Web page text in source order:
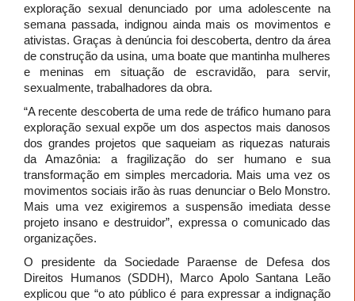
exploração sexual denunciado por uma adolescente na
semana passada, indignou ainda mais os movimentos e
ativistas. Graças à denúncia foi descoberta, dentro da área
de construção da usina, uma boate que mantinha mulheres
e meninas em situação de escravidão, para servir,
sexualmente, trabalhadores da obra.
“A recente descoberta de uma rede de tráfico humano para
exploração sexual expõe um dos aspectos mais danosos
dos grandes projetos que saqueiam as riquezas naturais
da Amazônia: a fragilização do ser humano e sua
transformação em simples mercadoria. Mais uma vez os
movimentos sociais irão às ruas denunciar o Belo Monstro.
Mais uma vez exigiremos a suspensão imediata desse
projeto insano e destruidor”, expressa o comunicado das
organizações.
O presidente da Sociedade Paraense de Defesa dos
Direitos Humanos (SDDH), Marco Apolo Santana Leão
explicou que “o ato público é para expressar a indignação